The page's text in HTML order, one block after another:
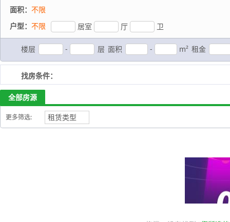
面积： 不限
户型： 不限 居室 厅 卫
楼层 - 层 面积 - m² 租金
找房条件：
全部房源
更多筛选: 租赁类型